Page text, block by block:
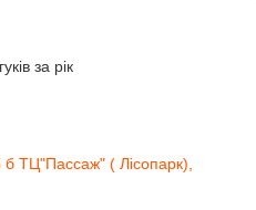
за рік
ТЦ"Пассаж" ( Лісопарк),